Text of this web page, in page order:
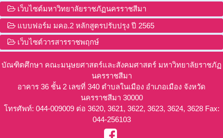
เว็บไซต์มหาวิทยาลัยราชภัฏนครราชสีมา
แบบฟอร์ม มคอ.2 หลักสูตรปรับปรุง ปี 2565
เว็บไซต์วารสารราชพฤกษ์
บัณฑิตศึกษา คณะมนุษยศาสตร์และสังคมศาสตร์ มหาวิทยาลัยราชภัฏ
นครราชสีมา
อาคาร 36 ชั้น 2 เลขที่ 340 ตำบลในเมือง อำเภอเมือง จังหวัด
นครราชสีมา 30000
โทรศัพท์: 044-009009 ต่อ 3620, 3621, 3622, 3623, 3624, 3628 Fax:
044-256103